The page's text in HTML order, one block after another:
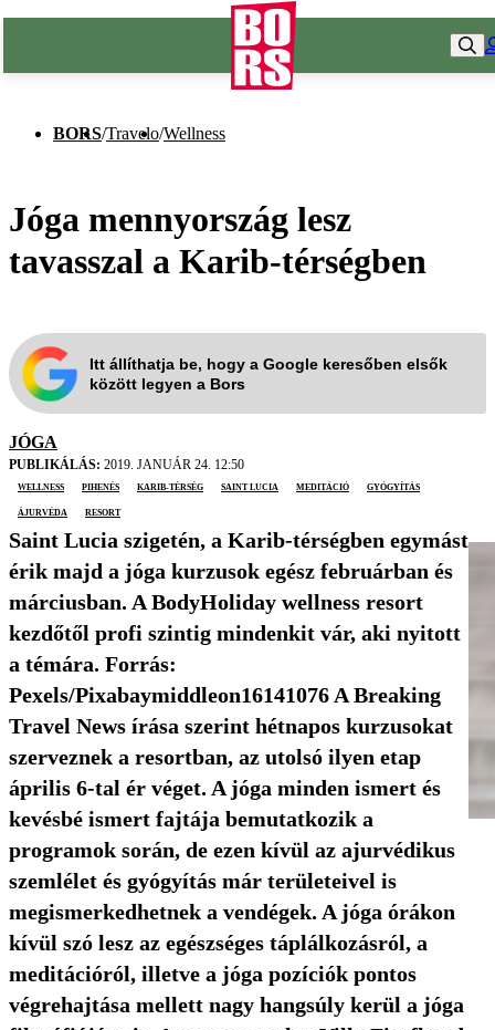
BORS/Travelo/Wellness
Jóga mennyország lesz
tavasszal a Karib-térségben
Itt állíthatja be, hogy a Google keresőben elsők
között legyen a Bors
JÓGA
PUBLIKÁLÁS: 2019. JANUÁR 24. 12:50
wellness
pihenés Karib-térség Saint Lucia meditáció
gyógyítás
ájurvéda
resort
Saint Lucia szigetén, a Karib-térségben egymást
érik majd a jóga kurzusok egész februárban és
márciusban. A BodyHoliday wellness resort
kezdőtől profi szintig mindenkit vár, aki nyitott
a témára. Forrás:
Pexels/Pixabaymiddleon16141076 A Breaking
Travel News írása szerint hétnapos kurzusokat
szerveznek a resortban, az utolsó ilyen etap
április 6-tal ér véget. A jóga minden ismert és
kevésbé ismert fajtája bemutatkozik a
programok során, de ezen kívül az ajurvédikus
szemlélet és gyógyítás már területeivel is
megismerkedhetnek a vendégek. A jóga órákon
kívül szó lesz az egészséges táplálkozásról, a
meditációról, illetve a jóga pozíciók pontos
végrehajtása mellett nagy hangsúly kerül a jóga